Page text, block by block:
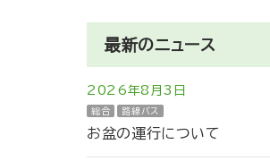
最新のニュース
2026年8月3日
総合 路線バス
お盆の運行について